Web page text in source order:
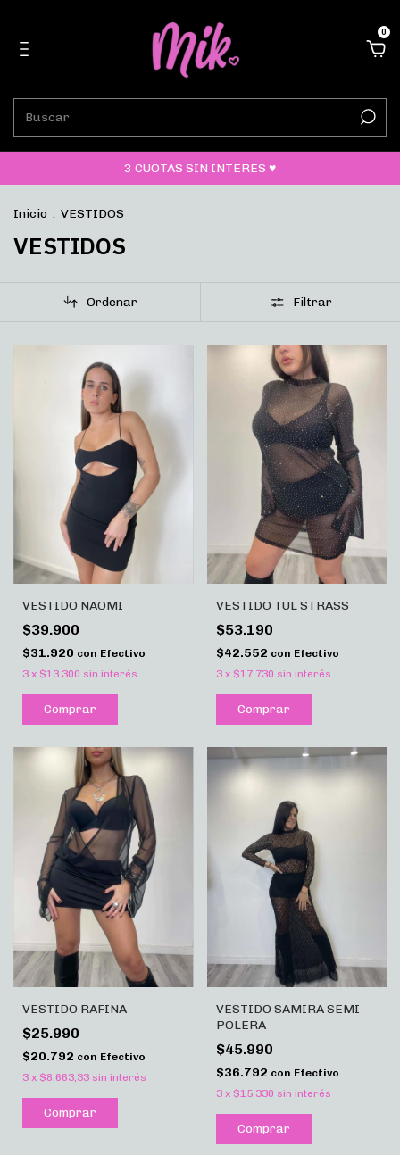
0
3 CUOTAS SIN INTERES ♥
Inicio . VESTIDOS
VESTIDOS
Ordenar Filtrar
VESTIDO NAOMI
$39.900
$31.920 con Efectivo
3 x $13.300 sin interés
Comprar
VESTIDO TUL STRASS
$53.190
$42.552 con Efectivo
3 x $17.730 sin interés
Comprar
VESTIDO RAFINA
$25.990
$20.792 con Efectivo
3 x $8.663,33 sin interés
Comprar
VESTIDO SAMIRA SEMI
POLERA
$45.990
$36.792 con Efectivo
3 x $15.330 sin interés
Comprar